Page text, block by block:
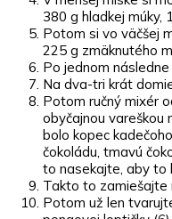
380 g hladkej múky,
Potom si vo väčšej
225 g zmäknutého
Po jednom
Na dva-tri krát
Potom ručný mixér
obyčajnou vareškou
bolo kopec
čokoládu, tmavú
to nasekajte, aby to
Takto to zamiešajte
Potom už len